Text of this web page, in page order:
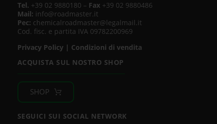
Tel. +39 02 9880180 – Fax+39 02 9880486
Mail: info@roadmaster.it
Pec: chemicalroadmaster@legalmail.it
Cod. fisc. e partita IVA 09782200969
Privacy Policy| Condizioni di vendita
ACQUISTA SUL NOSTRO SHOP
SHOP
SEGUICI SUI SOCIAL NETWORK